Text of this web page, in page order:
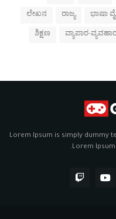
ಭಾಷಾ
ರಾಜ್ಯ
ಲೇಖನ
ವ್ಯಾಪಾರ-
ಶಿಕ್ಷಣ
Lorem Ipsum is simply dummy
Lorem